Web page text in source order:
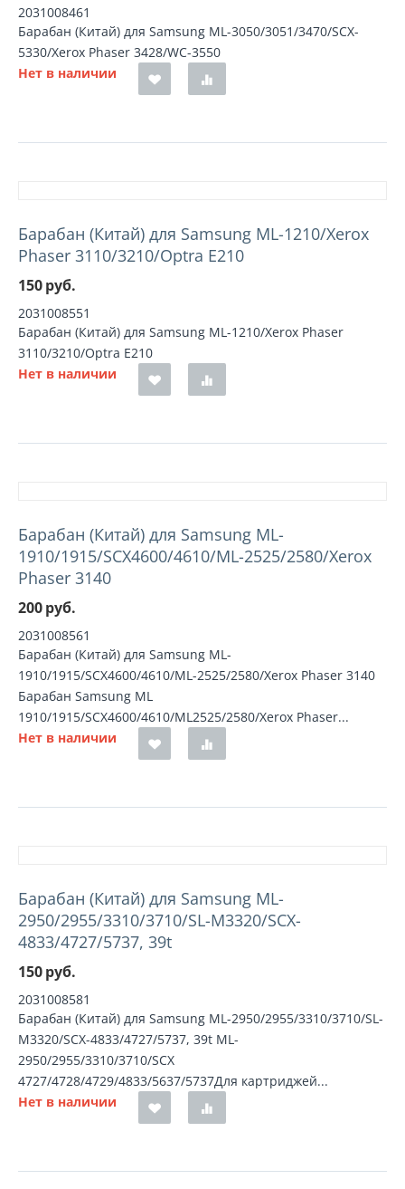
2031008461
Барабан (Китай) для Samsung ML-3050/3051/3470/SCX-
5330/Xerox Phaser 3428/WC-3550
Нет в наличии
Барабан (Китай) для Samsung ML-1210/Xerox
Phaser 3110/3210/Optra E210
150руб.
2031008551
Барабан (Китай) для Samsung ML-1210/Xerox Phaser
3110/3210/Optra E210
Нет в наличии
Барабан (Китай) для Samsung ML-
1910/1915/SCX4600/4610/ML-2525/2580/Xerox
Phaser 3140
200руб.
2031008561
Барабан (Китай) для Samsung ML-
1910/1915/SCX4600/4610/ML-2525/2580/Xerox Phaser 3140
Барабан Samsung ML
1910/1915/SCX4600/4610/ML2525/2580/Xerox Phaser...
Нет в наличии
Барабан (Китай) для Samsung ML-
2950/2955/3310/3710/SL-M3320/SCX-
4833/4727/5737, 39t
150руб.
2031008581
Барабан (Китай) для Samsung ML-2950/2955/3310/3710/SL-
M3320/SCX-4833/4727/5737, 39t ML-
2950/2955/3310/3710/SCX
4727/4728/4729/4833/5637/5737Для картриджей...
Нет в наличии